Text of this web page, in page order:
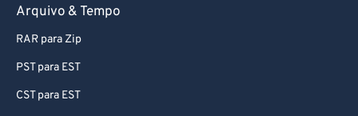
Arquivo & Tempo
RAR para Zip
PST para EST
CST para EST